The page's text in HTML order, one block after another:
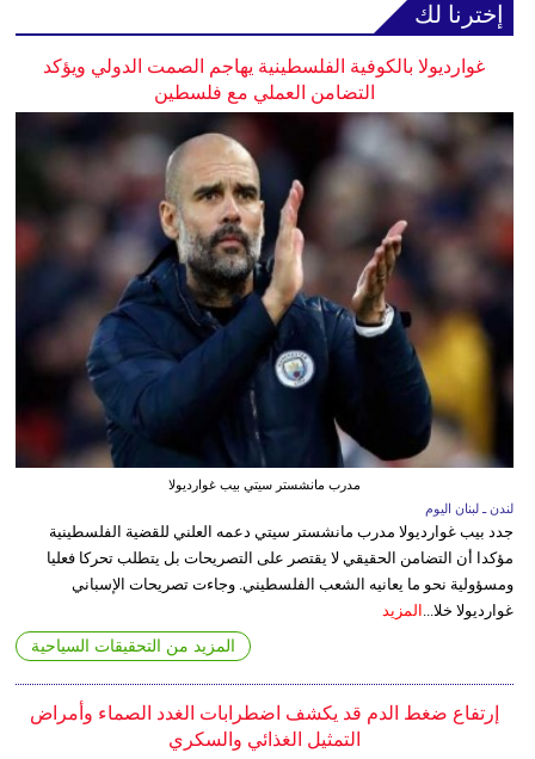
إخترنا لك
غوارديولا بالكوفية الفلسطينية يهاجم الصمت الدولي ويؤكد
التضامن العملي مع فلسطين
مدرب مانشستر سيتي بيب غوارديولا
لندن ـ لبنان اليوم
جدد بيب غوارديولا مدرب مانشستر سيتي دعمه العلني للقضية الفلسطينية
مؤكدا أن التضامن الحقيقي لا يقتصر على التصريحات بل يتطلب تحركا فعليا
ومسؤولية نحو ما يعانيه الشعب الفلسطيني. وجاءت تصريحات الإسباني
غوارديولا خلا...
المزيد
المزيد من التحقيقات السياحية
إرتفاع ضغط الدم قد يكشف اضطرابات الغدد الصماء وأمراض
التمثيل الغذائي والسكري